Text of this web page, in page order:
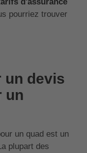
pourriez trouver
un devis
un
un quad est un
plupart des